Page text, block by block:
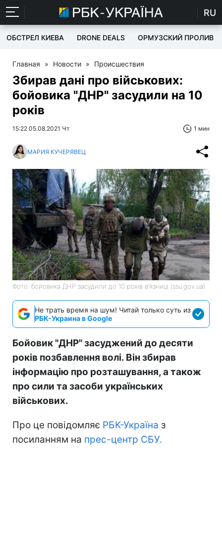
RU
ОБСТРЕЛ КИЕВА DRONE DEALS ОРМУЗСКИЙ ПРОЛИВ
Главная » Новости » Происшествия
Збирав дані про військових:
бойовика "ДНР" засудили на 10
років
15:22 05.08.2021 Чт 1 мин
МАРИЯ КУЧЕРЯВЕЦ
Фото: бойовика ДНР засудили до 10 років в’язниці (ssu.gov.ua)
Не трать время на шум! Читай только суть из
РБК-Украина в Google
Бойовик "ДНР" засуджений до десяти
років позбавлення волі. Він збирав
інформацію про розташування, а також
про сили та засоби українських
військових.
Про це повідомляє РБК-Україна з
посиланням на прес-центр СБУ.